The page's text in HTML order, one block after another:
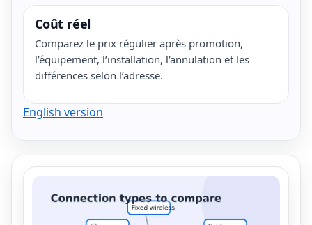
Coût réel
Comparez le prix régulier après promotion,
l’équipement, l’installation, l’annulation et les
différences selon l’adresse.
English version